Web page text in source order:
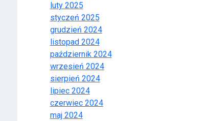
luty 2025
styczeń 2025
grudzień 2024
listopad 2024
październik 2024
wrzesień 2024
sierpień 2024
lipiec 2024
czerwiec 2024
maj 2024